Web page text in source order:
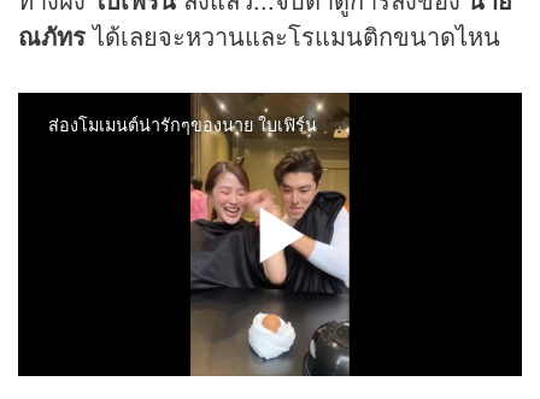
ณภัทรได้เลยจะหวานและโรแมนติกขนาดไหน